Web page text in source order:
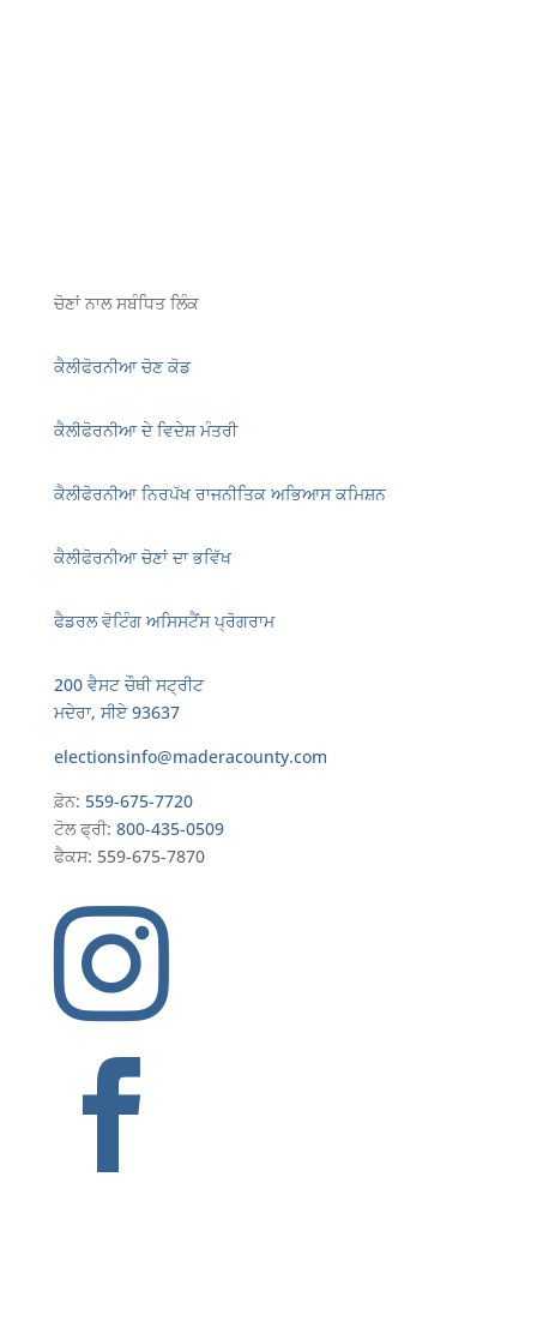
ਚੋਣਾਂ ਨਾਲ ਸਬੰਧਿਤ ਲਿੰਕ
ਕੈਲੀਫੋਰਨੀਆ ਚੋਣ ਕੋਡ
ਕੈਲੀਫੋਰਨੀਆ ਦੇ ਵਿਦੇਸ਼ ਮੰਤਰੀ
ਕੈਲੀਫੋਰਨੀਆ ਨਿਰਪੱਖ ਰਾਜਨੀਤਿਕ ਅਭਿਆਸ ਕਮਿਸ਼ਨ
ਕੈਲੀਫੋਰਨੀਆ ਚੋਣਾਂ ਦਾ ਭਵਿੱਖ
ਫੈਡਰਲ ਵੋਟਿੰਗ ਅਸਿਸਟੈਂਸ ਪ੍ਰੋਗਰਾਮ
200 ਵੈਸਟ ਚੌਥੀ ਸਟ੍ਰੀਟ
ਮਦੇਰਾ, ਸੀਏ 93637
electionsinfo@maderacounty.com
ਫ਼ੋਨ: 559-675-7720
ਟੋਲ ਫ੍ਰੀ: 800-435-0509
ਫੈਕਸ: 559-675-7870

